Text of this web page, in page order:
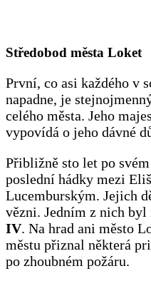
Středobod města Loket
První, co asi každého v
napadne, je
celého města. Jeho
vypovídá o jeho dávné
Přibližně sto let po
poslední hádky mezi
Lucemburským. Jejich
vězni. Jedním z nich byl
IV. Na hrad ani město
městu přiznal některá
po zhoubném požáru.